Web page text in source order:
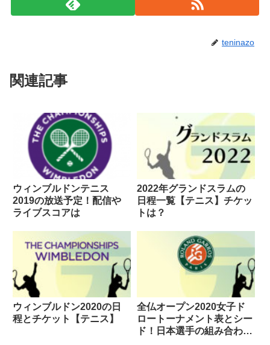
teninazo
関連記事
ウィンブルドンテニス
2019の放送予定！配信や
ライブスコアは
2022年グランドスラムの
日程一覧【テニス】チケッ
トは？
ウィンブルドン2020の日
程とチケット【テニス】
全仏オープン2020女子ド
ロートーナメント表とシー
ド！日本選手の組み合わせ